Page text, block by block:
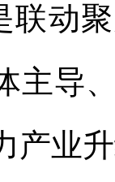
联动
主导
产业